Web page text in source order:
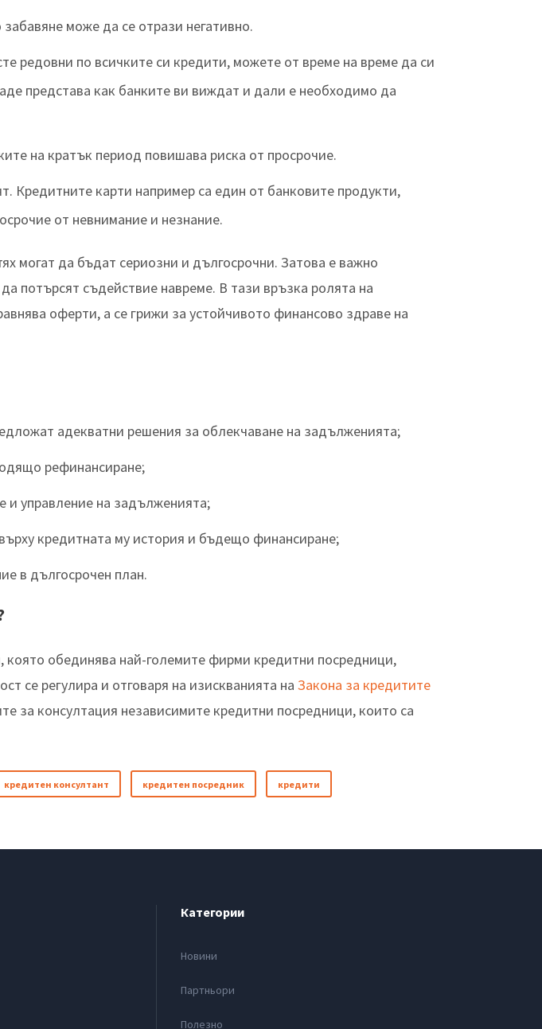
може да се отрази негативно.
редовни по всичките си кредити, можете от време на време да си
представа как банките ви виждат и дали е необходимо да
на кратък период повишава риска от просрочие.
Кредитните карти например са един от банковите продукти,
от невнимание и незнание.
могат да бъдат сериозни и дългосрочни. Затова е важно
потърсят съдействие навреме. В тази връзка ролята на
оферти, а се грижи за устойчивото финансово здраве на
адекватни решения за облекчаване на задълженията;
рефинансиране;
и управление на задълженията;
кредитната му история и бъдещо финансиране;
в дългосрочен план.
която обединява най-големите фирми кредитни посредници,
се регулира и отговаря на изискванията на Закона за кредитите
за консултация независимите кредитни посредници, които са
кредитен консултант кредитен посредник кредити
Категории
Новини
Партньори
Полезно